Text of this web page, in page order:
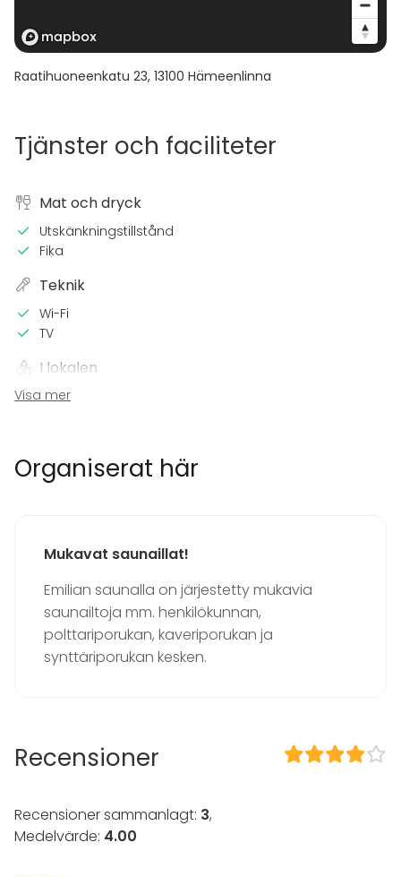
Raatihuoneenkatu 23, 13100 Hämeenlinna
Tjänster och faciliteter
Mat och dryck
Utskänkningstillstånd
Fika
Teknik
Wi-Fi
TV
I lokalen
Terrass
Utrustning
Servis
Evenemang
Fest
Bröllop
Spa / relax / bastu
Föreställning / show
Upplevelse / aktivitet
Julbord / Julfest
Visa mer
Organiserat här
Mukavat saunaillat!
Emilian saunalla on järjestetty mukavia
saunailtoja mm. henkilökunnan,
polttariporukan, kaveriporukan ja
synttäriporukan kesken.
Recensioner
Recensioner sammanlagt: 3,
Medelvärde: 4.00